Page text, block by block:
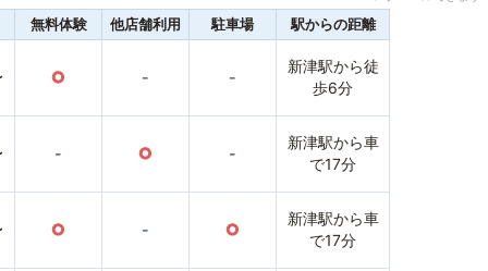
無料体験 他店舗利用 駐車場 駅からの距離
○ - -
新津駅から徒
歩6分
- ○ -
新津駅から車
で17分
○ - ○
新津駅から車
で17分